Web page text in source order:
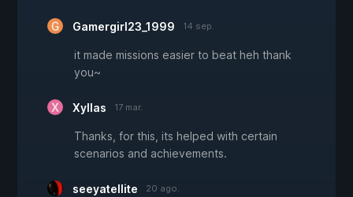
Gamergirl23_1999 14 sep.
it made missions easier to beat heh thank
you~
Xyllas 17 mar.
Thanks, for this, its helped with certain
scenarios and achievements.
seeyatellite 20 ago.